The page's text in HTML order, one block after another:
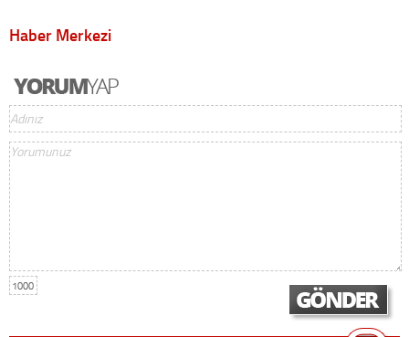
Haber Merkezi
1000